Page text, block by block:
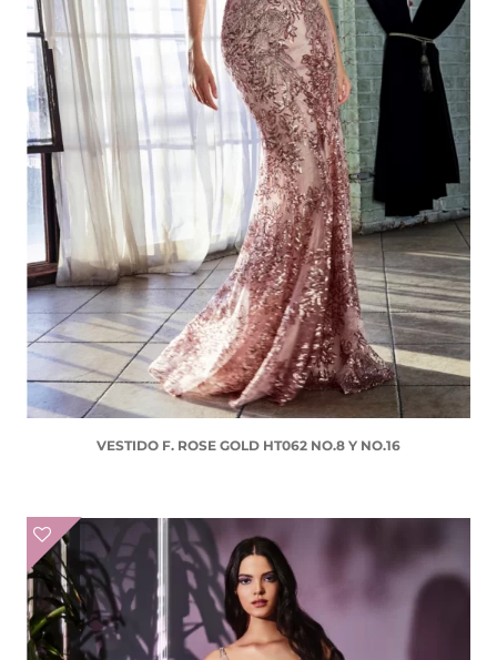
VESTIDO F. ROSE GOLD HT062 NO.8 Y NO.16